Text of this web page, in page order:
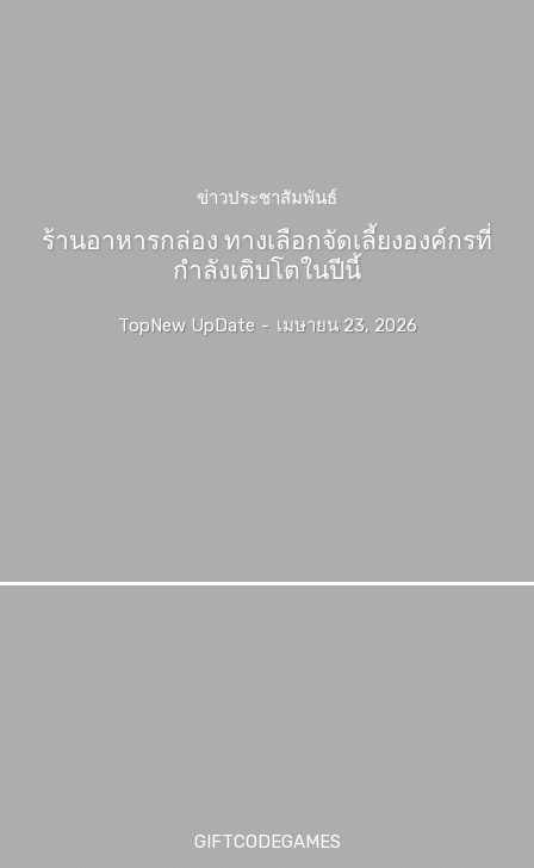
ข่าวประชาสัมพันธ์
ร้านอาหารกล่อง ทางเลือกจัดเลี้ยงองค์กรที่
กำลังเติบโตในปีนี้
TopNew UpDate - เมษายน 23, 2026
GIFTCODEGAMES